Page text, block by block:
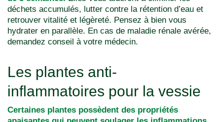
déchets accumulés, lutter contre la rétention d’eau et
retrouver vitalité et légèreté. Pensez à bien vous
hydrater en parallèle. En cas de maladie rénale avérée,
demandez conseil à votre médecin.
Les plantes anti-
inflammatoires pour la vessie
Certaines plantes possèdent des propriétés